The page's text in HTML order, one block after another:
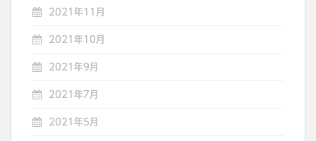
2021年11月
2021年10月
2021年9月
2021年7月
2021年5月